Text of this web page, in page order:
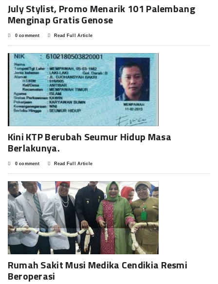
July Stylist, Promo Menarik 101 Palembang
Menginap Gratis Genose
0 comment Read Full Article
Kini KTP Berubah Seumur Hidup Masa
Berlakunya.
0 comment Read Full Article
Rumah Sakit Musi Medika Cendikia Resmi
Beroperasi